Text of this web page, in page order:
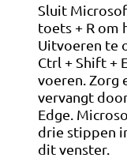
Sluit
toets + R om
Uitvoeren te
Ctrl + Shift +
voeren. Zorg
vervangt
Edge.
drie stippen
dit venster.